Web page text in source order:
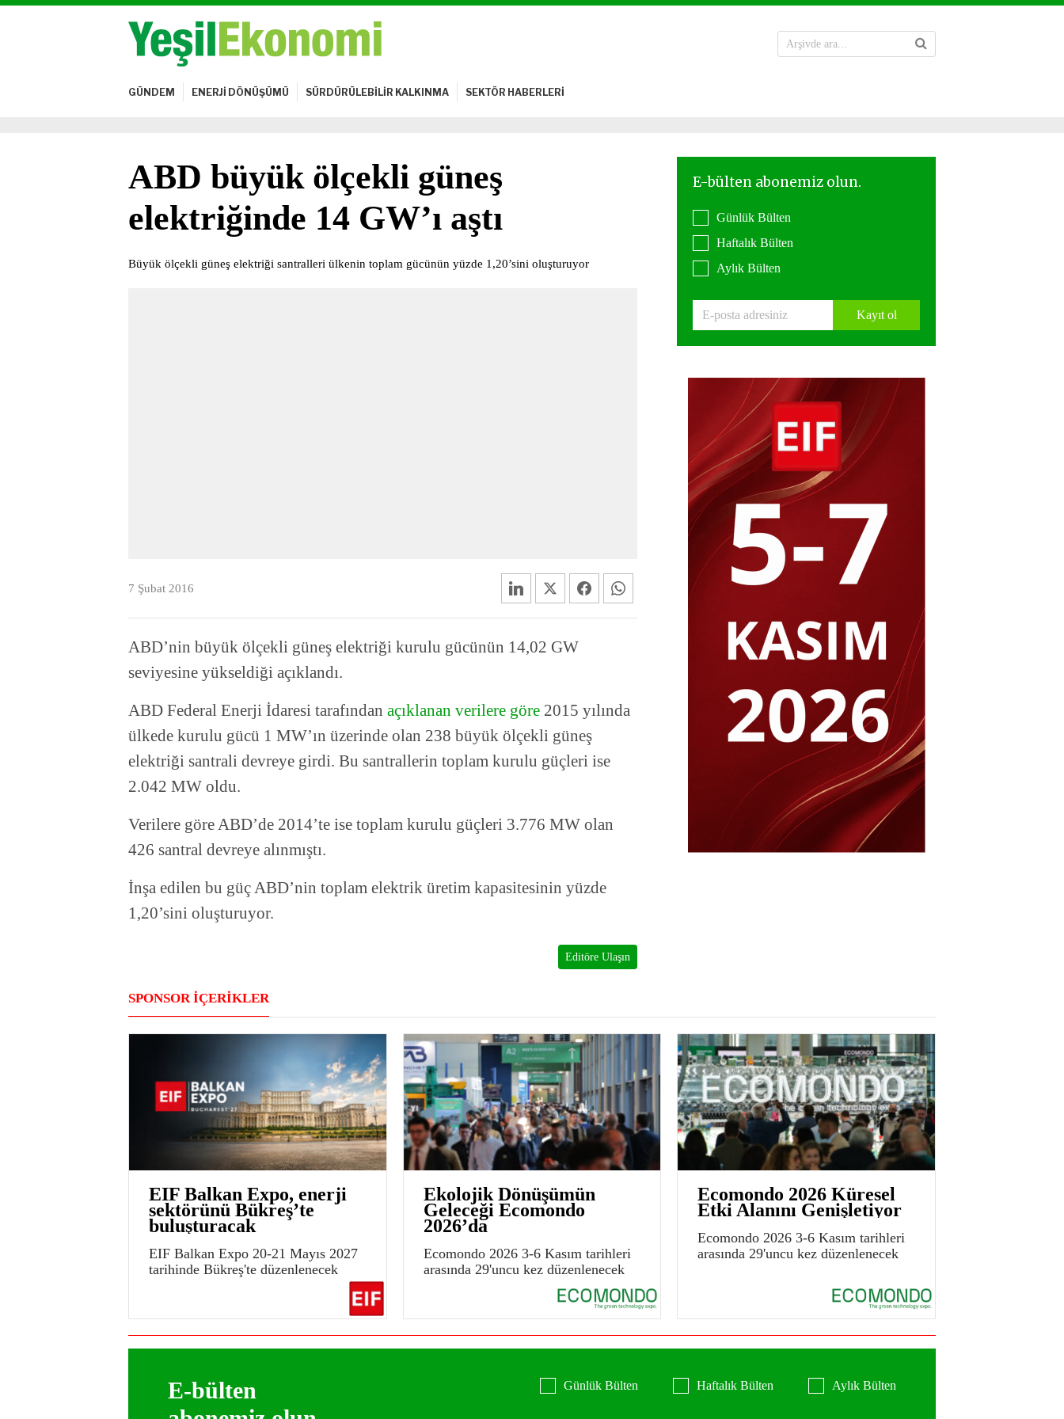
GÜNDEM ENERJİ DÖNÜŞÜMÜ SÜRDÜRÜLEBİLİR KALKINMA SEKTÖR HABERLERİ
ABD büyük ölçekli güneş
elektriğinde 14 GW’ı aştı
Büyük ölçekli güneş elektriği santralleri ülkenin toplam gücünün yüzde 1,20’sini oluşturuyor
7 Şubat 2016
ABD’nin büyük ölçekli güneş elektriği kurulu gücünün 14,02 GW
seviyesine yükseldiği açıklandı.
ABD Federal Enerji İdaresi tarafından açıklanan verilere göre 2015 yılında
ülkede kurulu gücü 1 MW’ın üzerinde olan 238 büyük ölçekli güneş
elektriği santrali devreye girdi. Bu santrallerin toplam kurulu güçleri ise
2.042 MW oldu.
Verilere göre ABD’de 2014’te ise toplam kurulu güçleri 3.776 MW olan
426 santral devreye alınmıştı.
İnşa edilen bu güç ABD’nin toplam elektrik üretim kapasitesinin yüzde
1,20’sini oluşturuyor.
Editöre Ulaşın
Günlük Bülten
Haftalık Bülten
Aylık Bülten
Kayıt ol
SPONSOR İÇERİKLER
EIF Balkan Expo, enerji
sektörünü Bükreş’te
buluşturacak
EIF Balkan Expo 20-21 Mayıs 2027
tarihinde Bükreş'te düzenlenecek
Ekolojik Dönüşümün
Geleceği Ecomondo
2026’da
Ecomondo 2026 3-6 Kasım tarihleri
arasında 29'uncu kez düzenlenecek
Ecomondo 2026 Küresel
Etki Alanını Genişletiyor
Ecomondo 2026 3-6 Kasım tarihleri
arasında 29'uncu kez düzenlenecek
E-bülten
Günlük Bülten Haftalık Bülten Aylık Bülten